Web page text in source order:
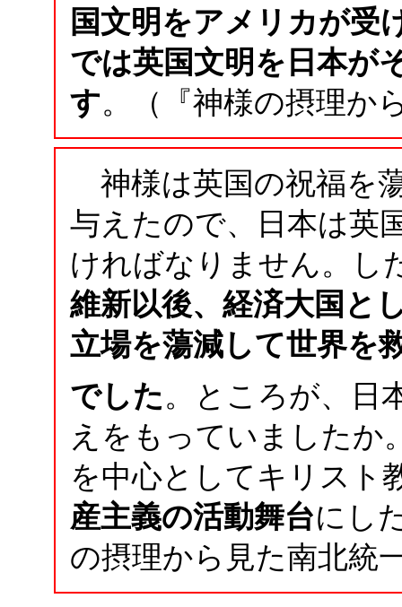
国文明をアメリカが受
では英国文明を日本が
す。（『神様の摂理か
神様は英国の祝福を
与えたので、日本は英
ければなりません。し
維新以後、経済大国と
立場を蕩減して世界を
でした。ところが、日
えをもっていましたか
を中心としてキリスト
産主義の活動舞台にし
の摂理から見た南北統